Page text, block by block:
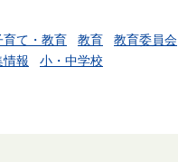
育て・教育 教育
教育委員会
情報 小・中学校